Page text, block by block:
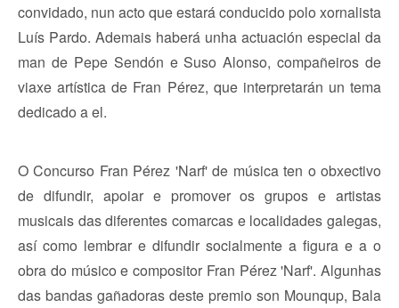
convidado, nun acto que estará conducido polo xornalista
Luís Pardo. Ademais haberá unha actuación especial da
man de Pepe Sendón e Suso Alonso, compañeiros de
viaxe artística de Fran Pérez, que interpretarán un tema
dedicado a el.
O Concurso Fran Pérez 'Narf' de música ten o obxectivo
de difundir, apoiar e promover os grupos e artistas
musicais das diferentes comarcas e localidades galegas,
así como lembrar e difundir socialmente a figura e a o
obra do músico e compositor Fran Pérez 'Narf'. Algunhas
das bandas gañadoras deste premio son Mounqup, Bala